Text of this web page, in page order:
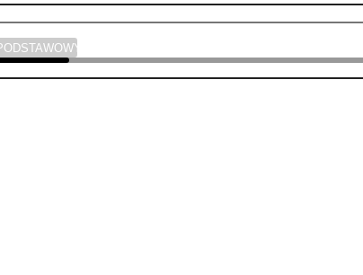
PODSTAWOWY